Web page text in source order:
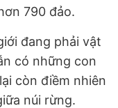
790 đảo.
đang phải vật
có những con
còn điềm nhiên
núi rừng.